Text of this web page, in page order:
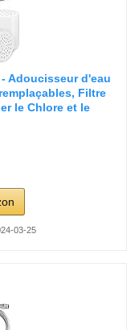
Adoucisseur d'eau
Filtre
le Chlore et le
03-25